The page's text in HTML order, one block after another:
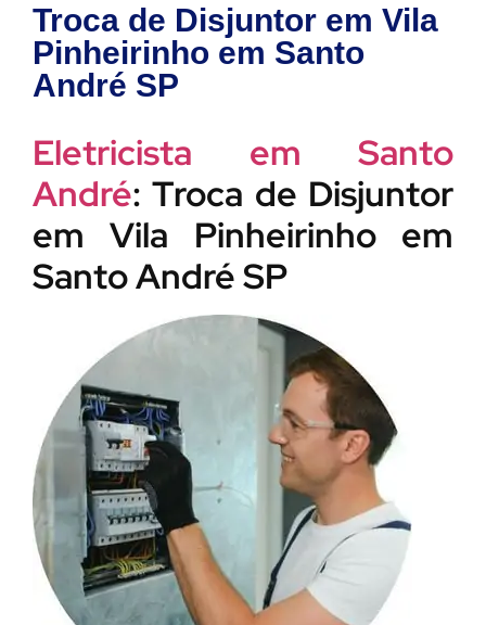
Troca de Disjuntor em Vila
Pinheirinho em Santo
André SP
Eletricista em Santo
André: Troca de Disjuntor
em Vila Pinheirinho em
Santo André SP